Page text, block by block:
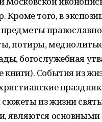
Кроме того, в
потиры,
богослужебная
книги). События из
из жизни
являются